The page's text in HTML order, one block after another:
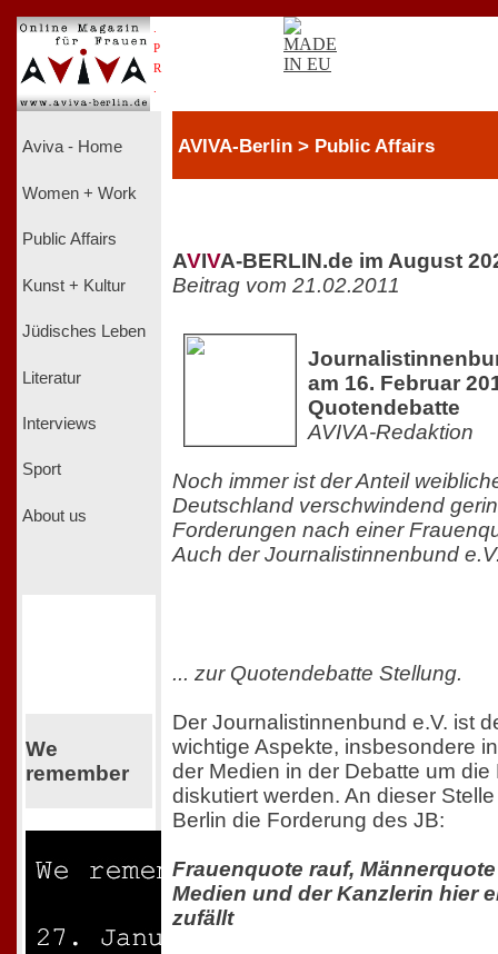
P
R
Aviva - Home
Women + Work
Public Affairs
Kunst + Kultur
Jüdisches Leben
Literatur
Interviews
Sport
About us
We
remember
AVIVA-Berlin > Public Affairs
AVIVA-BERLIN.de im August
Beitrag vom 21.02.2011
am 16. Februar
Quotendebatte
AVIVA-Redaktion
Noch immer ist der Anteil
Deutschland verschwindend
Forderungen nach einer
Auch der Journalistinnenbund
... zur Quotendebatte Stellung.
Der Journalistinnenbund e.V. ist
wichtige Aspekte, insbesondere
der Medien in der Debatte um
diskutiert werden. An dieser
Berlin die Forderung des JB:
Frauenquote rauf,
Medien und der Kanzlerin hier
zufällt